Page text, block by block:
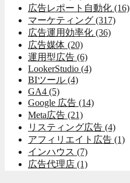
広告レポート自動化 (16)
マーケティング (317)
広告運用効率化 (36)
広告媒体 (20)
運用型広告 (6)
LookerStudio (4)
BIツール (4)
GA4 (5)
Google 広告 (14)
Meta広告 (21)
リスティング広告 (4)
アフィリエイト広告 (1)
インハウス (7)
広告代理店 (1)